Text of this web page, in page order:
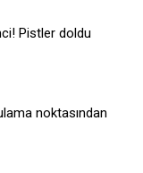
Pistler doldu
noktasından